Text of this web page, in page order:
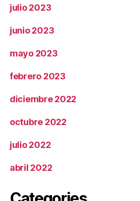
julio 2023
junio 2023
mayo 2023
febrero 2023
diciembre 2022
octubre 2022
julio 2022
abril 2022